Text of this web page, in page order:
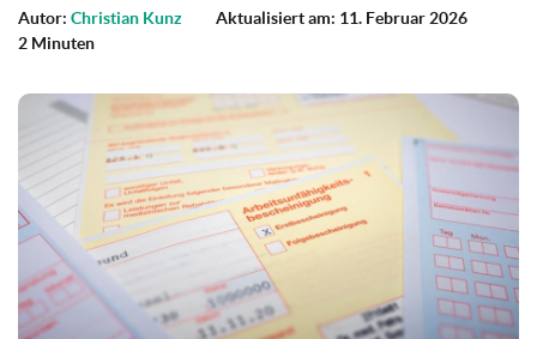
Autor: Christian Kunz
Aktualisiert am: 11. Februar 2026
2 Minuten